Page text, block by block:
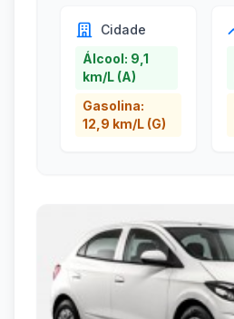
Cidade
Álcool: 9,1
km/L (A)
Gasolina:
12,9 km/L (G)